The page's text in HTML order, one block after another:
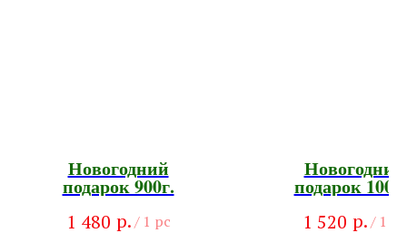
Новогодний
подарок 900г.
1 480 р./ 1 pc
Новогодний
подарок
1 520 р./ 1 pc